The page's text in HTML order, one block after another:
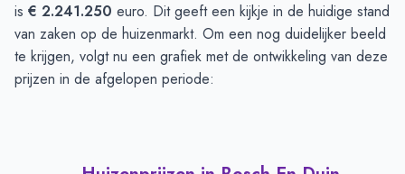
is € 2.241.250 euro. Dit geeft een kijkje in de huidige stand
van zaken op de huizenmarkt. Om een nog duidelijker beeld
te krijgen, volgt nu een grafiek met de ontwikkeling van deze
prijzen in de afgelopen periode: